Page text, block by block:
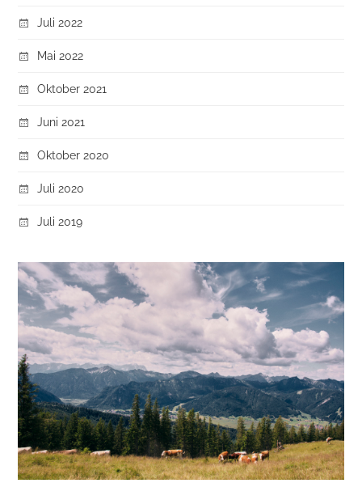
Juli 2022
Mai 2022
Oktober 2021
Juni 2021
Oktober 2020
Juli 2020
Juli 2019